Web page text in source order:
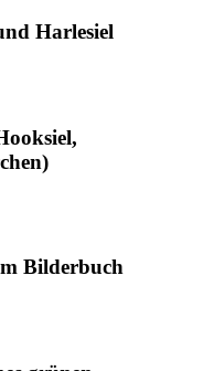
Harlesiel
,
)
Bilderbuch